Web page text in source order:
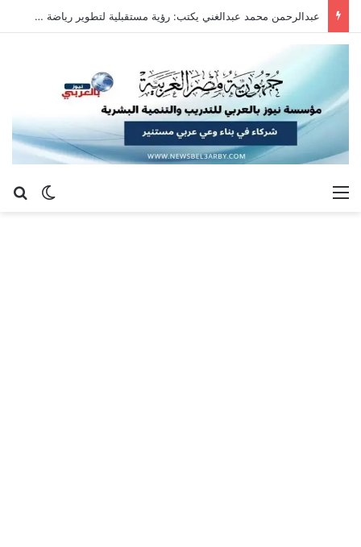
عبدالرحمن محمد عبدالغني يكتب: رؤية مستقبلية لتطوير رياضة سلاح الشيش في جمهورية مصر العربية
الوضع القائمة